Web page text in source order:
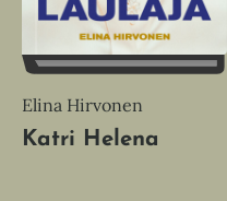
Elina Hirvonen
Katri Helena